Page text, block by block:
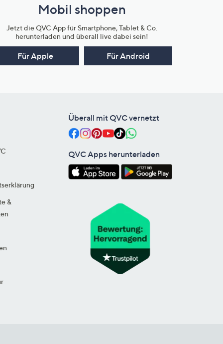
Mobil shoppen
Jetzt die QVC App für Smartphone, Tablet & Co.
herunterladen und überall live dabei sein!
Für Apple Für Android
&
Überall mit QVC vernetzt
QVC Apps herunterladen